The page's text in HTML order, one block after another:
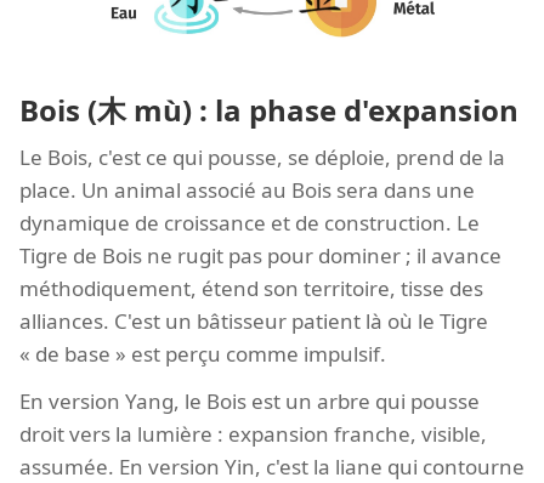
Bois (木 mù) : la phase d'expansion
Le Bois, c'est ce qui pousse, se déploie, prend de la
place. Un animal associé au Bois sera dans une
dynamique de croissance et de construction. Le
Tigre de Bois ne rugit pas pour dominer ; il avance
méthodiquement, étend son territoire, tisse des
alliances. C'est un bâtisseur patient là où le Tigre
« de base » est perçu comme impulsif.
En version Yang, le Bois est un arbre qui pousse
droit vers la lumière : expansion franche, visible,
assumée. En version Yin, c'est la liane qui contourne